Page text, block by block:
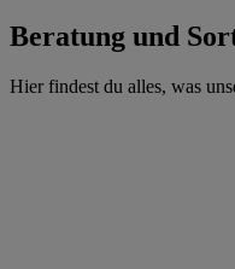
Beratung und
Hier findest du alles, was